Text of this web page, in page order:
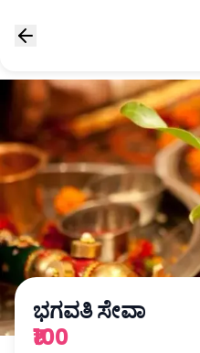
ಭಗವತಿ ಸೇವಾ
₹100